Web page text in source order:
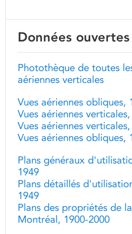
Données ouvertes
Photothèque de toutes
aériennes verticales
Vues aériennes obliques,
Vues aériennes
Vues aériennes
Vues aériennes obliques,
Plans généraux
1949
Plans détaillés
1949
Plans des propriétés de
Montréal, 1900-2000